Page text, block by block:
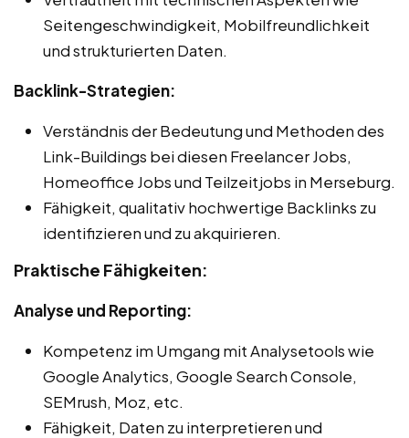
Seitengeschwindigkeit, Mobilfreundlichkeit
und strukturierten Daten.
Backlink-Strategien:
Verständnis der Bedeutung und Methoden des
Link-Buildings bei diesen Freelancer Jobs,
Homeoffice Jobs und Teilzeitjobs in Merseburg.
Fähigkeit, qualitativ hochwertige Backlinks zu
identifizieren und zu akquirieren.
Praktische Fähigkeiten:
Analyse und Reporting:
Kompetenz im Umgang mit Analysetools wie
Google Analytics, Google Search Console,
SEMrush, Moz, etc.
Fähigkeit, Daten zu interpretieren und